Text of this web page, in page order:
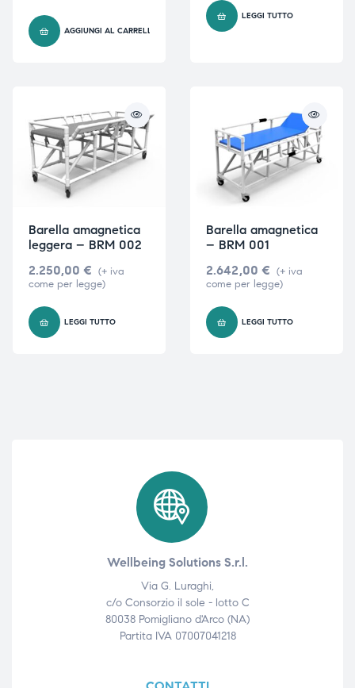
AGGIUNGI AL CARRELLO
LEGGI TUTTO
Barella amagnetica
leggera – BRM 002
2.250,00 € (+ iva
come per legge)
LEGGI TUTTO
Barella amagnetica
– BRM 001
2.642,00 € (+ iva
come per legge)
LEGGI TUTTO
Wellbeing Solutions S.r.l.
Via G. Luraghi,
c/o Consorzio il sole - lotto C
80038 Pomigliano d'Arco (NA)
Partita IVA 07007041218